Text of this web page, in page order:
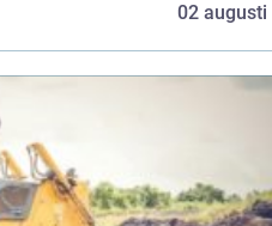
02 augusti